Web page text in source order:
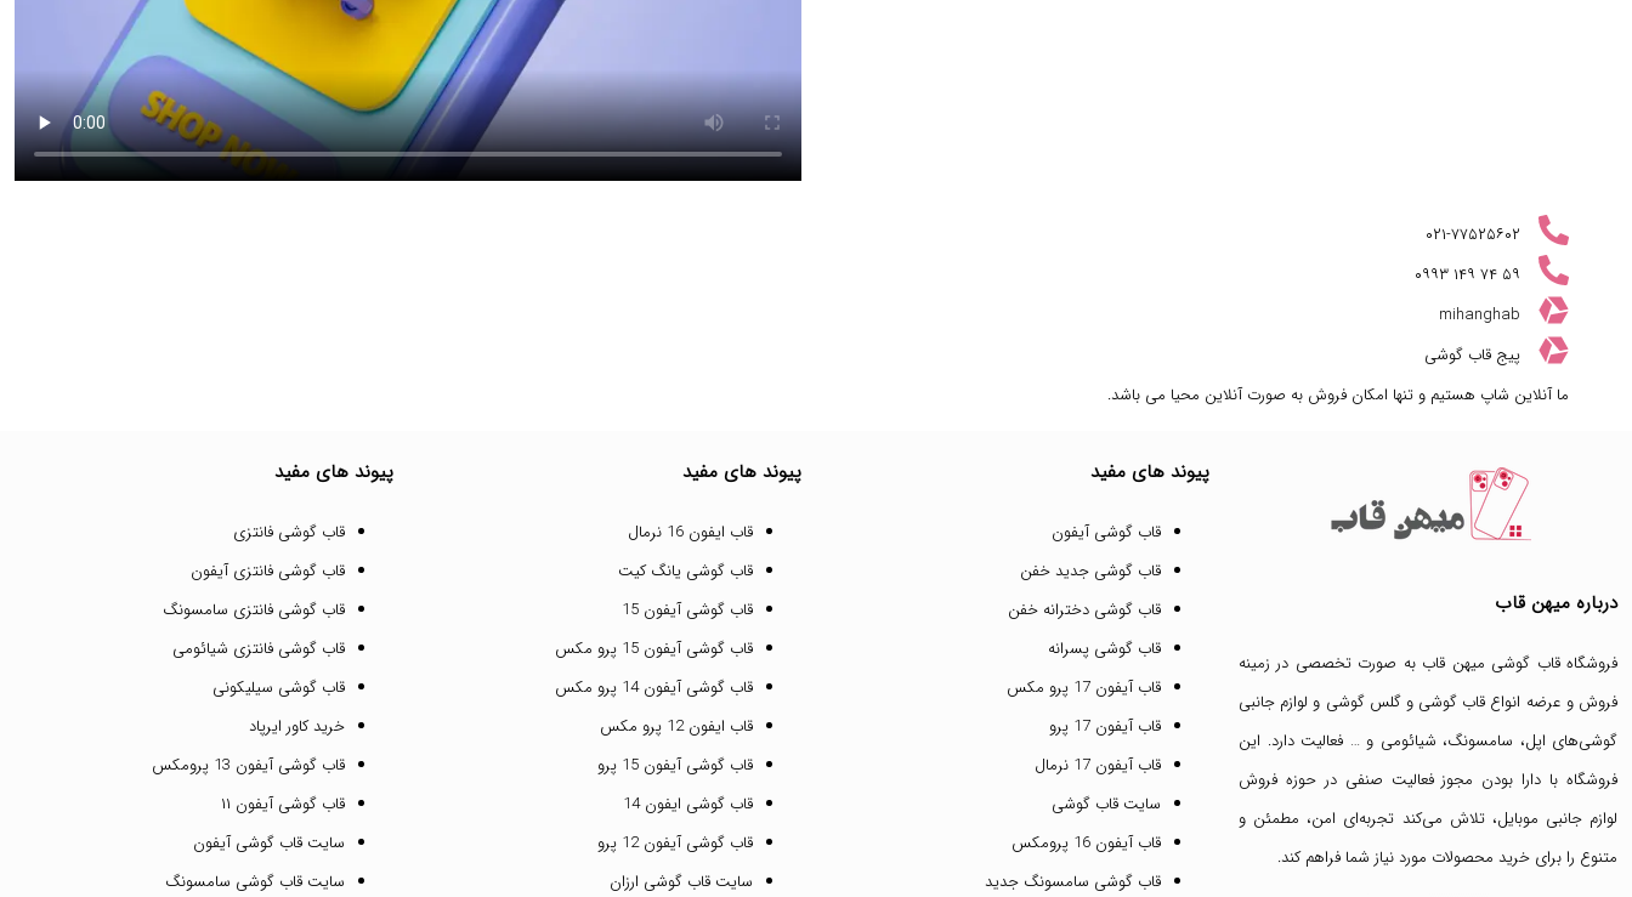
۰۲۱-۷۷۵۲۵۶۰۲
۰۹۹۳ ۱۴۹ ۷۴ ۵۹
mihanghab
پیج قاب گوشی
ما آنلاین شاپ هستیم و تنها امکان فروش به صورت آنلاین محیا می باشد.
درباره میهن قاب
فروشگاه قاب گوشی میهن قاب به صورت تخصصی در زمینه
فروش و عرضه انواع قاب گوشی وگلس گوشی و لوازم جانبی
گوشی‌های اپل، سامسونگ، شیائومی و … فعالیت دارد. این
فروشگاه با دارا بودن مجوز فعالیت صنفی در حوزه فروش
لوازم جانبی موبایل، تلاش می‌کند تجربه‌ای امن، مطمئن و
متنوع را برای خرید محصولات مورد نیاز شما فراهم کند.
پیوند های مفید
قاب گوشی آیفون
قاب گوشی جدید خفن
قاب گوشی دخترانه خفن
قاب گوشی پسرانه
قاب آیفون 17 پرو مکس
قاب آیفون 17 پرو
قاب آیفون 17 نرمال
سایت قاب گوشی
قاب آیفون 16 پرومکس
قاب گوشی سامسونگ جدید
پیوند های مفید
قاب ایفون 16 نرمال
قاب گوشی یانگ کیت
قاب گوشی آیفون 15
قاب گوشی آیفون 15 پرو مکس
قاب گوشی آیفون 14 پرو مکس
قاب ایفون 12 پرو مکس
قاب گوشی آیفون 15 پرو
قاب گوشی ایفون 14
قاب گوشی آیفون 12 پرو
سایت قاب گوشی ارزان
پیوند های مفید
قاب گوشی فانتزی
قاب گوشی فانتزی آیفون
قاب گوشی فانتزی سامسونگ
قاب گوشی فانتزی شیائومی
قاب گوشی سیلیکونی
خرید کاور ایرپاد
قاب گوشی آیفون 13 پرومکس
قاب گوشی آیفون ۱۱
سایت قاب گوشی آیفون
سایت قاب گوشی سامسونگ